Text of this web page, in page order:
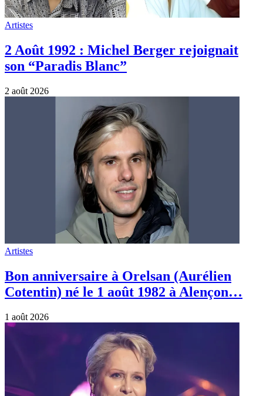
Artistes
Bon anniversaire à Orelsan (Aurélien
Cotentin) né le 1 août 1982 à Alençon…
1 août 2026
Bon anniversaire à Jakie Quartz
(Jacqueline Cuchet) née le 31 juillet 1955
à Paris.
31 juillet 2026